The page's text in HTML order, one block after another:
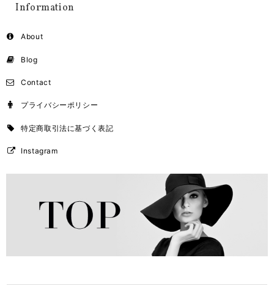
Information
About
Blog
Contact
プライバシーポリシー
特定商取引法に基づく表記
Instagram